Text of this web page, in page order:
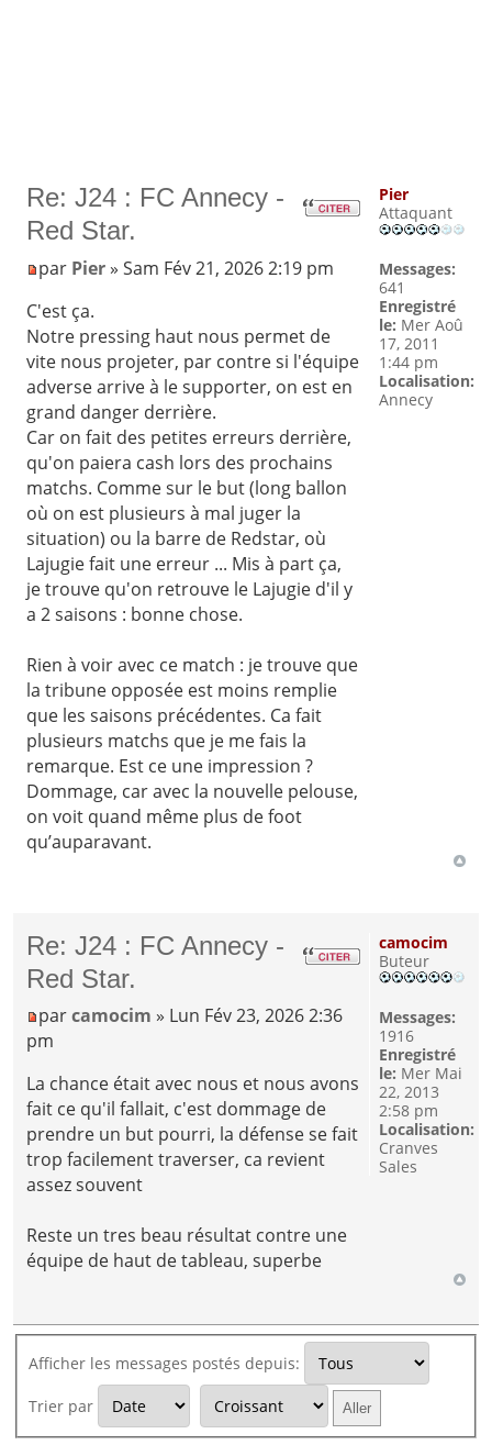
Re: J24 : FC Annecy -
Red Star.
par Pier» Sam Fév 21, 2026 2:19 pm
C'est ça.
Notre pressing haut nous permet de
vite nous projeter, par contre si l'équipe
adverse arrive à le supporter, on est en
grand danger derrière.
Car on fait des petites erreurs derrière,
qu'on paiera cash lors des prochains
matchs. Comme sur le but (long ballon
où on est plusieurs à mal juger la
situation) ou la barre de Redstar, où
Lajugie fait une erreur ... Mis à part ça,
je trouve qu'on retrouve le Lajugie d'il y
a 2 saisons : bonne chose.
Rien à voir avec ce match : je trouve que
la tribune opposée est moins remplie
que les saisons précédentes. Ca fait
plusieurs matchs que je me fais la
remarque. Est ce une impression ?
Dommage, car avec la nouvelle pelouse,
on voit quand même plus de foot
qu’auparavant.
Pier
Attaquant
Messages:
641
Enregistré
le: Mer Aoû
17, 2011
1:44 pm
Localisation:
Annecy
Re: J24 : FC Annecy -
Red Star.
parcamocim » Lun Fév 23, 2026 2:36
pm
La chance était avec nous et nous avons
fait ce qu'il fallait, c'est dommage de
prendre un but pourri, la défense se fait
trop facilement traverser, ca revient
assez souvent
Reste un tres beau résultat contre une
équipe de haut de tableau, superbe
camocim
Buteur
Messages:
1916
Enregistré
le: Mer Mai
22, 2013
2:58 pm
Localisation:
Cranves
Sales
Afficher les messages postés depuis:
Trier par